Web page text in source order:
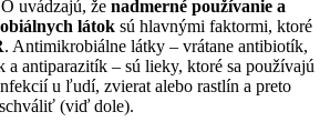
uvádzajú, že nadmerné používanie a
látok sú hlavnými faktormi, ktoré
. Antimikrobiálne látky – vrátane antibiotík,
antiparazitík – sú lieky, ktoré sa používajú
u ľudí, zvierat alebo rastlín a preto
(viď dole).